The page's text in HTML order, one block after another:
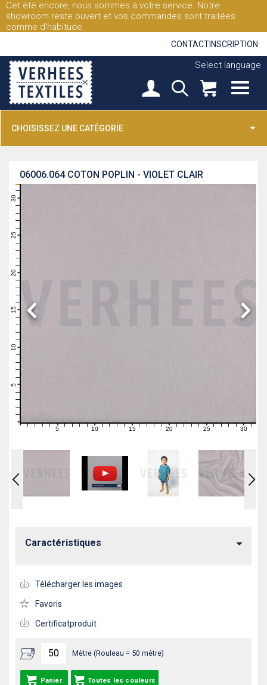
Cet été encore, nous sommes à votre service. Notre
showroom reste ouvert et vos commandes sont traitées
comme d'habitude.
CONTACT INSCRIPTION
Select language
CHOISISSEZ UNE CATÉGORIE
COTON POPLIN - VIOLET CLAIR
06006.064
11
16
21
26
1 2 3 4 6 7 89 11121314 16171819 21222324 26272829 31
Mètre (Rouleau = 50 mètre)
Panier Toutes les couleurs
Caractéristiques
Télécharger les images
Favoris
Certificatproduit